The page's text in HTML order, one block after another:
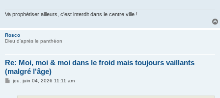
Va prophétiser ailleurs, c'est interdit dans le centre ville !
Rosco
Dieu d'après le panthéon
Re: Moi, moi & moi dans le froid mais toujours vaillants
(malgré l'âge)
Mjeu. juin 04, 2026 11:11 am